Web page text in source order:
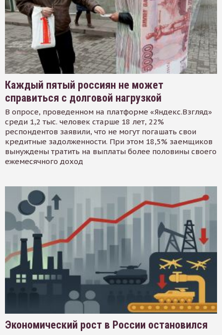
Каждый пятый россиян не может
справиться с долговой нагрузкой
В опросе, проведенном на платформе «Яндекс.Взгляд»
среди 1,2 тыс. человек старше 18 лет, 22%
респондентов заявили, что не могут погашать свои
кредитные задолженности. При этом 18,5% заемщиков
вынуждены тратить на выплаты более половины своего
ежемесячного доход
Экономический рост в России остановился